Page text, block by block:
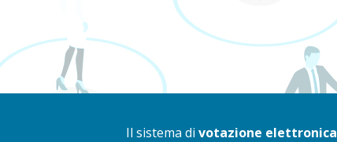
Il sistema di votazione elettronica